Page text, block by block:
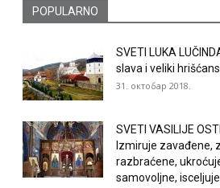
POPULARNO
SVETI LUKA
slava i veliki
31. октобар 2018.
SVETI VASILIJE
Izmiruje zavađene,
razbraćene,
samovoljne, isceljuje...